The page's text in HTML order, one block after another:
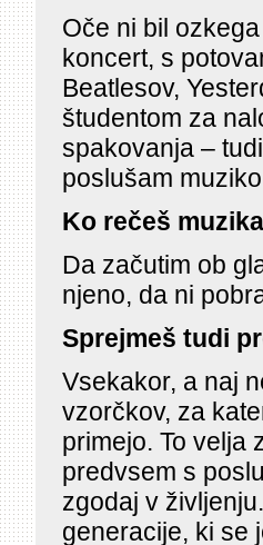
Oče ni bil
koncert, s
Beatlesov,
študentom za
spakovanja –
poslušam
Ko rečeš
Da začutim ob
njeno, da ni
Sprejmeš tudi
Vsekakor, a naj
vzorčkov, za
primejo. To velja
predvsem s
zgodaj v
generacije, ki se